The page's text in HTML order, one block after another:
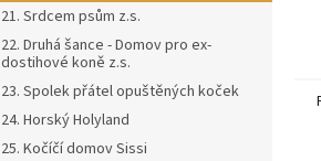
21. Srdcem psům z.s.
22. Druhá šance - Domov pro ex-
dostihové koně z.s.
23. Spolek přátel opuštěných koček
24. Horský Holyland
25. Kočíčí domov Sissi